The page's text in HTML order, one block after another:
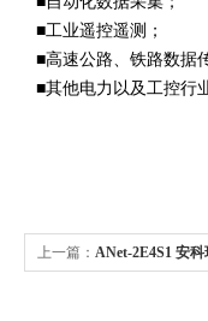
■工业遥控遥测；
■高速公路、铁路数据
■其他电力以及工控行
上一篇： ANet-2E4S1 安